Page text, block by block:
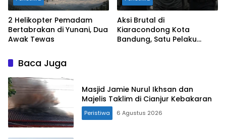
2 Helikopter Pemadam
Bertabrakan di Yunani, Dua
Awak Tewas
Aksi Brutal di
Kiaracondong Kota
Bandung, Satu Pelaku
Baca Juga
Masjid Jamie Nurul Ikhsan dan
Majelis Taklim di Cianjur Kebakaran
Peristiwa 6 Agustus 2026